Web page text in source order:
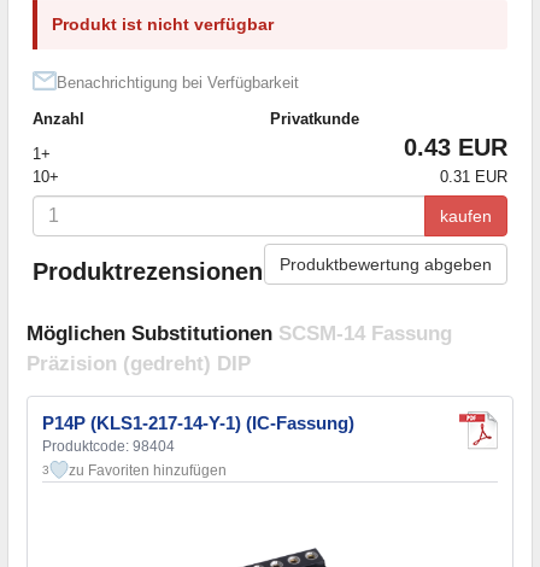
Produkt ist nicht verfügbar
Benachrichtigung bei Verfügbarkeit
Anzahl
Privatkunde
1+
0.43 EUR
10+ 0.31 EUR
kaufen
Produktrezensionen Produktbewertung abgeben
Möglichen Substitutionen SCSM-14 Fassung
Präzision (gedreht) DIP
P14P (KLS1-217-14-Y-1) (IC-Fassung)
Produktcode: 98404
3 zu Favoriten hinzufügen